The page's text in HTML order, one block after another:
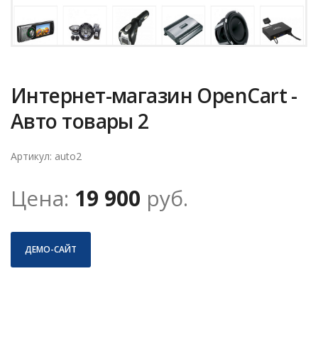
Интернет-магазин OpenCart -
Авто товары 2
Артикул: auto2
Цена: 19 900 руб.
ДЕМО-САЙТ